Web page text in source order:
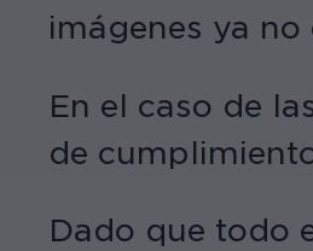
imágenes ya
En el caso de
de
Dado que todo